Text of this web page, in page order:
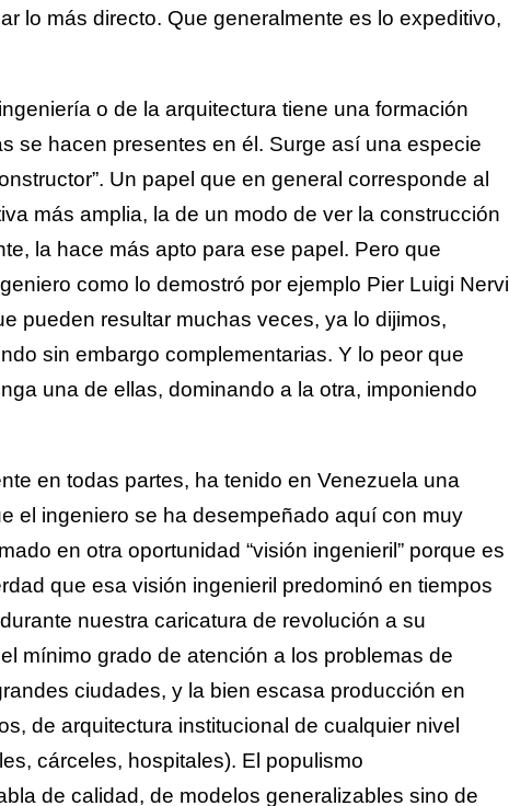
lo más directo. Que generalmente es lo expeditivo,
o de la arquitectura tiene una formación
se hacen presentes en él. Surge así una especie
Un papel que en general corresponde al
más amplia, la de un modo de ver la construcción
la hace más apto para ese papel. Pero que
como lo demostró por ejemplo Pier Luigi Nervi
pueden resultar muchas veces, ya lo dijimos,
sin embargo complementarias. Y lo peor que
una de ellas, dominando a la otra, imponiendo
en todas partes, ha tenido en Venezuela una
el ingeniero se ha desempeñado aquí con muy
en otra oportunidad “visión ingenieril” porque es
que esa visión ingenieril predominó en tiempos
nuestra caricatura de revolución a su
mínimo grado de atención a los problemas de
ciudades, y la bien escasa producción en
de arquitectura institucional de cualquier nivel
cárceles, hospitales). El populismo
de calidad, de modelos generalizables sino de